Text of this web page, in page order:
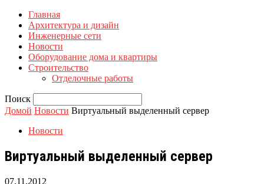
Главная
Архитектура и дизайн
Инженерные сети
Новости
Оборудование дома и квартиры
Строительство
Отделочные работы
Поиск
Домой Новости Виртуальный выделенный сервер
Новости
Виртуальный выделенный сервер
07.11.2012